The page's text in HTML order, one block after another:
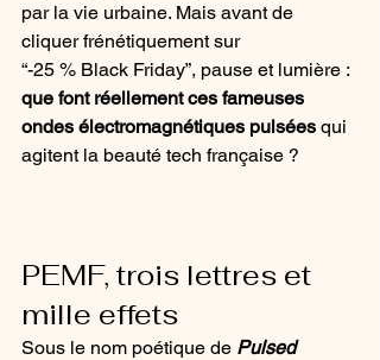
par la vie urbaine. Mais avant de
cliquer frénétiquement sur
“-25 % Black Friday”, pause et lumière :
que font réellement ces fameuses
ondes électromagnétiques pulsées qui
agitent la beauté tech française ?
PEMF, trois lettres et
mille effets
Sous le nom poétique de Pulsed